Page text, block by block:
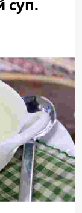
суп.